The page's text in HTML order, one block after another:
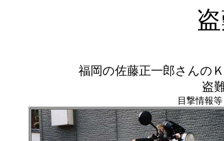
福岡の佐藤正一郎さんの
盗
目撃情報